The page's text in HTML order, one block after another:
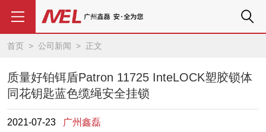
首页 > 公司新闻 > 正文
质量好铂铒盾Patron 11725 InteLOCK塑胶锁体
同花钥匙蓝色缆绳安全挂锁
2021-07-23 广州鑫磊